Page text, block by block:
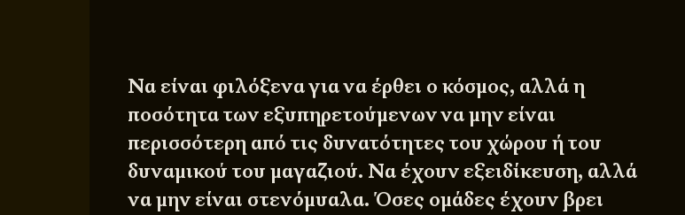
Να είναι φιλόξενα για να έρθει ο κόσμος, αλλά η
ποσότητα των εξυπηρετούμενων να μην είναι
περισσότερη από τις δυνατότητες του χώρου ή του
δυναμικού του μαγαζιού. Να έχουν εξειδίκευση, αλλά
να μην είναι στενόμυαλα. Όσες ομάδες έχουν βρει